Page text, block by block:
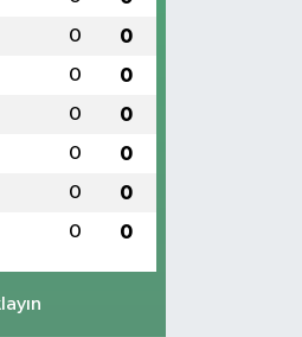
0 0
0 0
0 0
0 0
0 0
0 0